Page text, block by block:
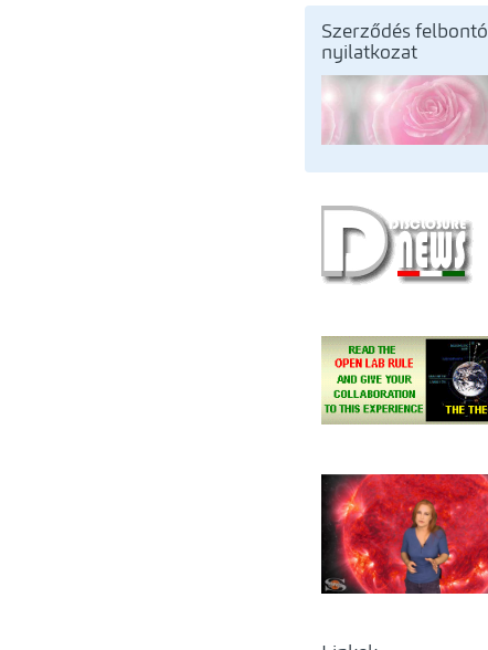
Szerződés felbontó
nyilatkozat